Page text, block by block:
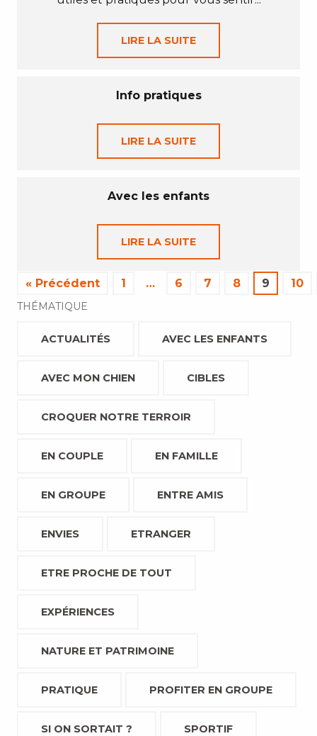
LIRE LA SUITE
Info pratiques
LIRE LA SUITE
Avec les enfants
LIRE LA SUITE
« Précédent 1 … 6 7 8 9 10
THÉMATIQUE
ACTUALITÉS AVEC LES ENFANTS
AVEC MON CHIEN CIBLES
CROQUER NOTRE TERROIR
EN COUPLE EN FAMILLE
EN GROUPE ENTRE AMIS
ENVIES ETRANGER
ETRE PROCHE DE TOUT
EXPÉRIENCES
NATURE ET PATRIMOINE
PRATIQUE PROFITER EN GROUPE
SI ON SORTAIT ? SPORTIF